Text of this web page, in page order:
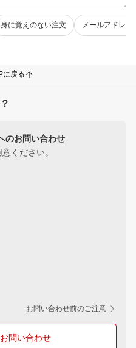
身に覚えのない注文 メールアドレス
に戻る
のお問い合わせ
ください。
お問い合わせ前のご注意
問い合わせ